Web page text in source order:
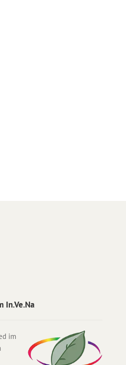
In.Ve.Na
im